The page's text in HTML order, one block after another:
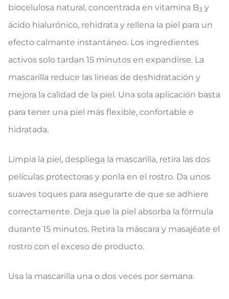
biocelulosa natural, concentrada en vitamina B3 y
ácido hialurónico, rehidrata y rellena la piel para un
efecto calmante instantáneo. Los ingredientes
activos solo tardan 15 minutos en expandirse. La
mascarilla reduce las líneas de deshidratación y
mejora la calidad de la piel. Una sola aplicación basta
para tener una piel más flexible, confortable e
hidratada.
Limpia la piel, despliega la mascarilla, retira las dos
películas protectoras y ponla en el rostro. Da unos
suaves toques para asegurarte de que se adhiere
correctamente. Deja que la piel absorba la fórmula
durante 15 minutos. Retira la máscara y masajéate el
rostro con el exceso de producto.
Usa la mascarilla una o dos veces por semana.